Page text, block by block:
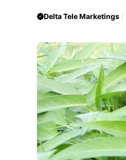
Delta Tele Marketings